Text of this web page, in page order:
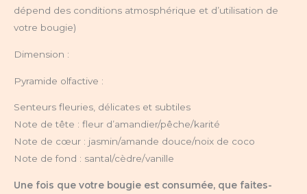
dépend des conditions atmosphérique et d’utilisation de
votre bougie)
Dimension :
Pyramide olfactive :
Senteurs fleuries, délicates et subtiles
Note de tête : fleur d’amandier/pêche/karité
Note de cœur : jasmin/amande douce/noix de coco
Note de fond : santal/cèdre/vanille
Une fois que votre bougie est consumée, que faites-